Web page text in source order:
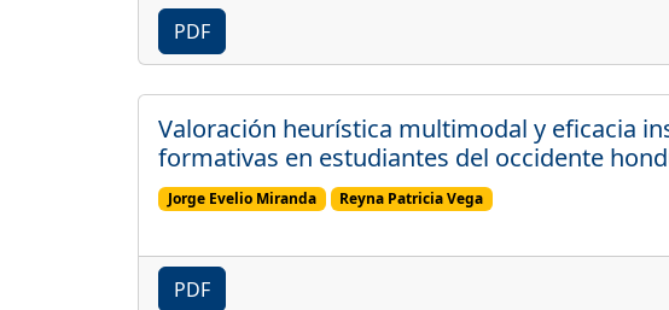
PDF
Valoración heurística multimodal y eficacia
formativas en estudiantes del occidente
Jorge Evelio Miranda Reyna Patricia Vega
PDF